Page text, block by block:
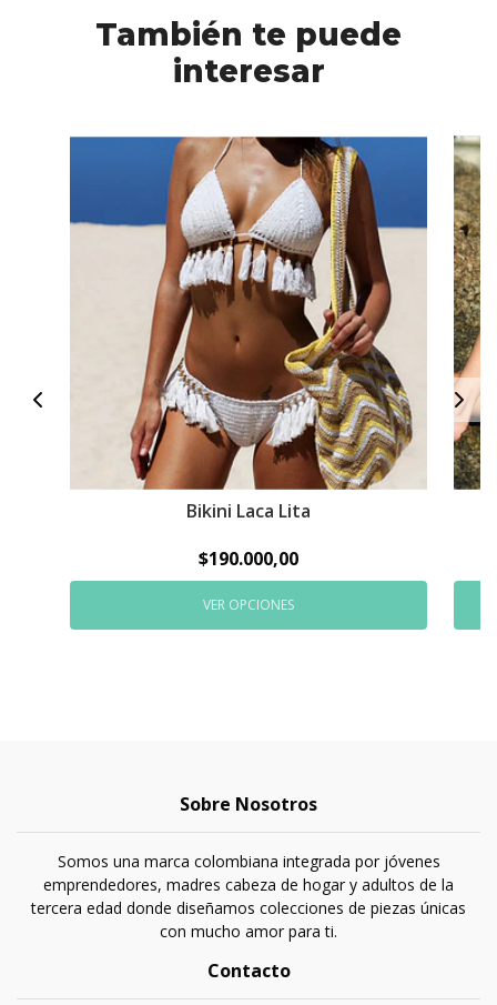
También te puede
interesar
Bikini Laca Lita
$190.000,00
VER OPCIONES
Sobre Nosotros
Somos una marca colombiana integrada por jóvenes
emprendedores, madres cabeza de hogar y adultos de la
tercera edad donde diseñamos colecciones de piezas únicas
con mucho amor para ti.
Contacto